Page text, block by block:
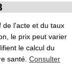
de l'acte et du taux
le prix peut varier
le calcul du
santé. Consulter